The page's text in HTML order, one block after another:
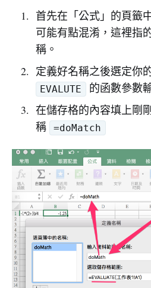
首先在「公式」的頁籤
可能有點混淆，這裡指
稱。
定義好名稱之後選定你
EVALUTE
的函數參數
在儲存格的內容填上剛
稱
=doMatch